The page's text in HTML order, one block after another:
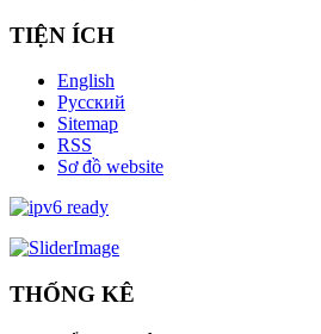
TIỆN ÍCH
English
Русский
Sitemap
RSS
Sơ đồ website
THỐNG KÊ